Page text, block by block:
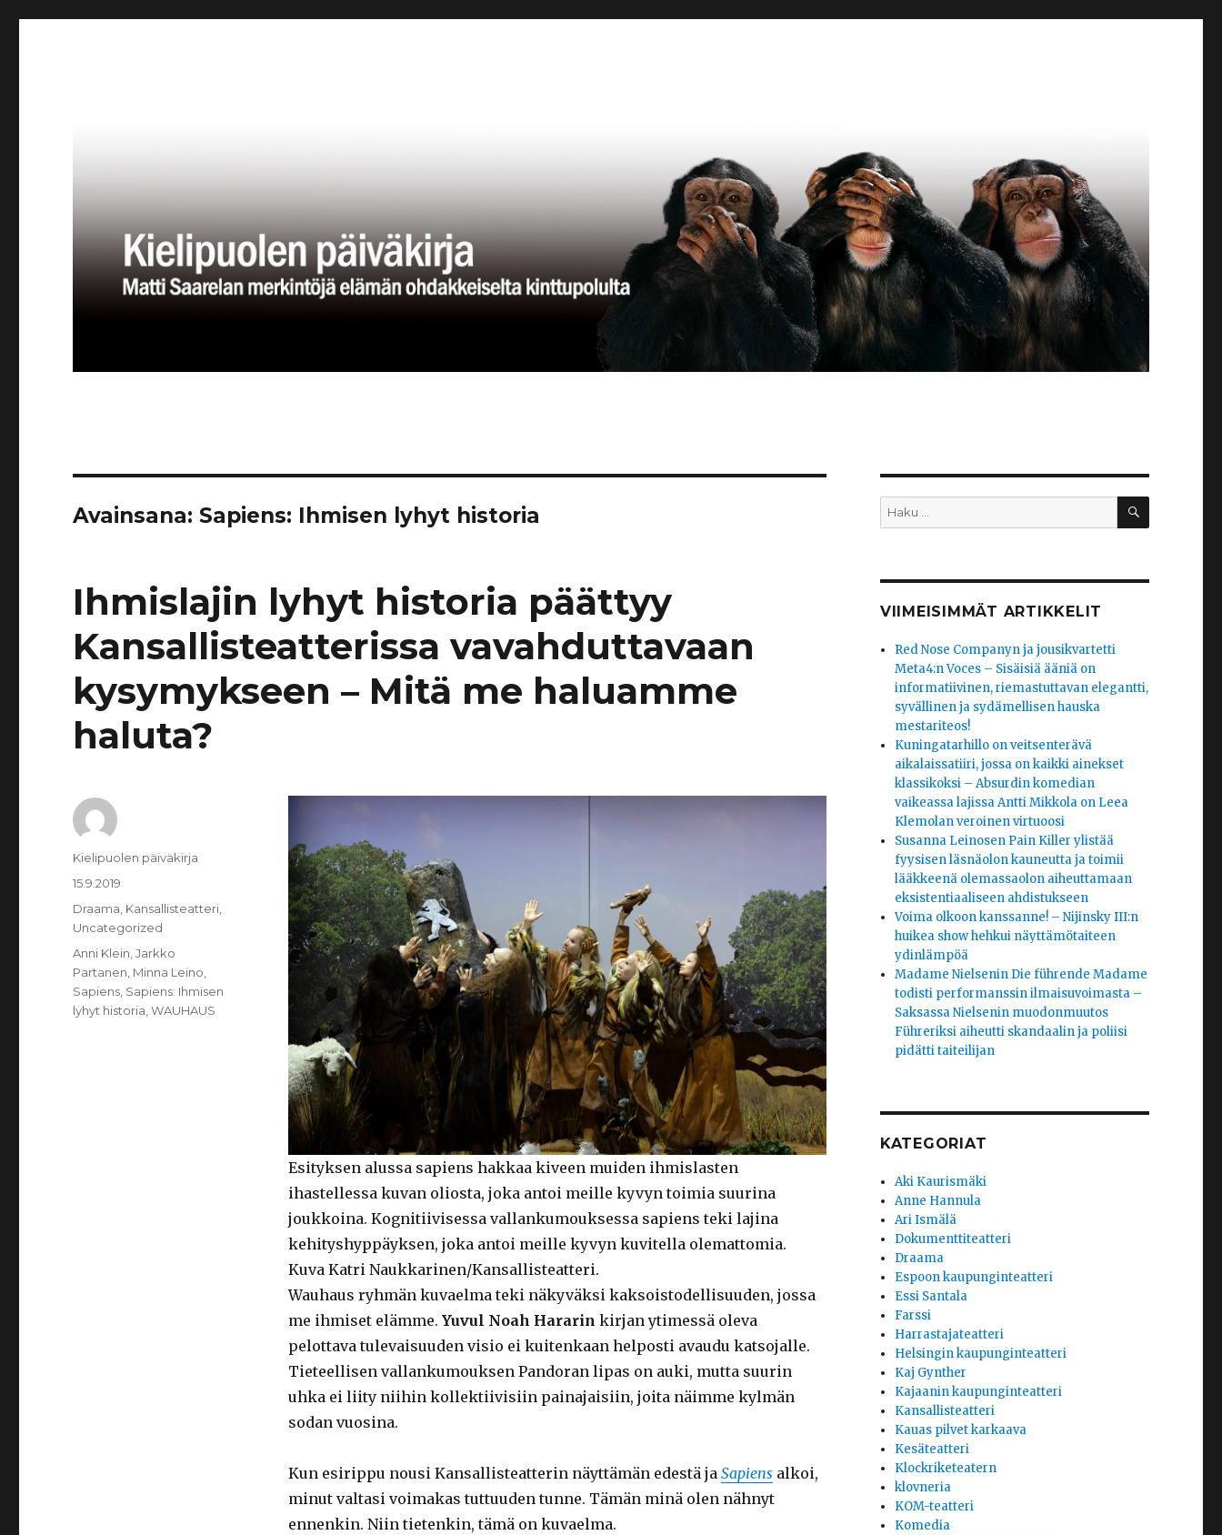
Avainsana: Sapiens: Ihmisen lyhyt historia
Ihmislajin lyhyt historia päättyy
Kansallisteatterissa vavahduttavaan
kysymykseen – Mitä me haluamme
haluta?
Esityksen alussa sapiens hakkaa kiveen muiden ihmislasten
ihastellessa kuvan oliosta, joka antoi meille kyvyn toimia suurina
joukkoina. Kognitiivisessa vallankumouksessa sapiens teki lajina
kehityshyppäyksen, joka antoi meille kyvyn kuvitella olemattomia.
Kuva Katri Naukkarinen/Kansallisteatteri.
Wauhaus ryhmän kuvaelma teki näkyväksi kaksoistodellisuuden, jossa
me ihmiset elämme. Yuvul Noah Hararin kirjan ytimessä oleva
pelottava tulevaisuuden visio ei kuitenkaan helposti avaudu katsojalle.
Tieteellisen vallankumouksen Pandoran lipas on auki, mutta suurin
uhka ei liity niihin kollektiivisiin painajaisiin, joita näimme kylmän
sodan vuosina.
Kun esirippu nousi Kansallisteatterin näyttämän edestä ja Sapiens alkoi,
minut valtasi voimakas tuttuuden tunne. Tämän minä olen nähnyt
ennenkin. Niin tietenkin, tämä on kuvaelma.
Kirjoittaja
Kielipuolen päiväkirja
Julkaistu
15.9.2019
Kategoriat
Draama Kansallisteatteri
Uncategorized
Avainsanat
Anni Klein ,Jarkko
Partanen Minna Leino
Sapiens Sapiens: Ihmisen
lyhyt historia ,WAUHAUS
Etsi: HAKU
VIIMEISIMMÄT ARTIKKELIT
Red Nose Companyn ja jousikvartetti
Meta4:n Voces – Sisäisiä ääniä on
informatiivinen, riemastuttavan elegantti,
syvällinen ja sydämellisen hauska
mestariteos!
Kuningatarhillo on veitsenterävä
aikalaissatiiri, jossa on kaikki ainekset
klassikoksi – Absurdin komedian
vaikeassa lajissa Antti Mikkola on Leea
Klemolan veroinen virtuoosi
Susanna Leinosen Pain Killer ylistää
fyysisen läsnäolon kauneutta ja toimii
lääkkeenä olemassaolon aiheuttamaan
eksistentiaaliseen ahdistukseen
Voima olkoon kanssanne! – Nijinsky III:n
huikea show hehkui näyttämötaiteen
ydinlämpöä
Madame Nielsenin Die führende Madame
todisti performanssin ilmaisuvoimasta –
Saksassa Nielsenin muodonmuutos
Führeriksi aiheutti skandaalin ja poliisi
pidätti taiteilijan
KATEGORIAT
Aki Kaurismäki
Anne Hannula
Ari Ismälä
Dokumenttiteatteri
Draama
Espoon kaupunginteatteri
Essi Santala
Farssi
Harrastajateatteri
Helsingin kaupunginteatteri
Kaj Gynther
Kajaanin kaupunginteatteri
Kansallisteatteri
Kauas pilvet karkaava
Kesäteatteri
Klockriketeatern
klovneria
KOM-teatteri
Komedia